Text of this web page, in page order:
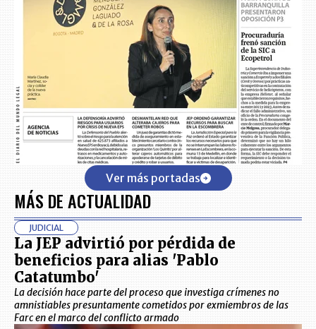
Ver más portadas
MÁS DE ACTUALIDAD
JUDICIAL
La JEP advirtió por pérdida de
beneficios para alias 'Pablo
Catatumbo'
La decisión hace parte del proceso que investiga crímenes no
amnistiables presuntamente cometidos por exmiembros de las
Farc en el marco del conflicto armado